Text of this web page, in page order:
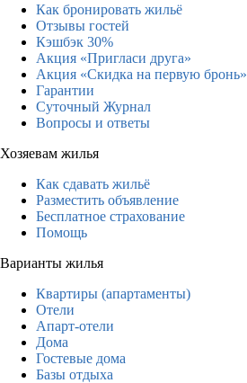
Как бронировать жильё
Отзывы гостей
Кэшбэк 30%
Акция «Пригласи друга»
Акция «Скидка на первую бронь»
Гарантии
Суточный Журнал
Вопросы и ответы
Хозяевам жилья
Как сдавать жильё
Разместить объявление
Бесплатное страхование
Помощь
Варианты жилья
Квартиры (апартаменты)
Отели
Апарт-отели
Дома
Гостевые дома
Базы отдыха